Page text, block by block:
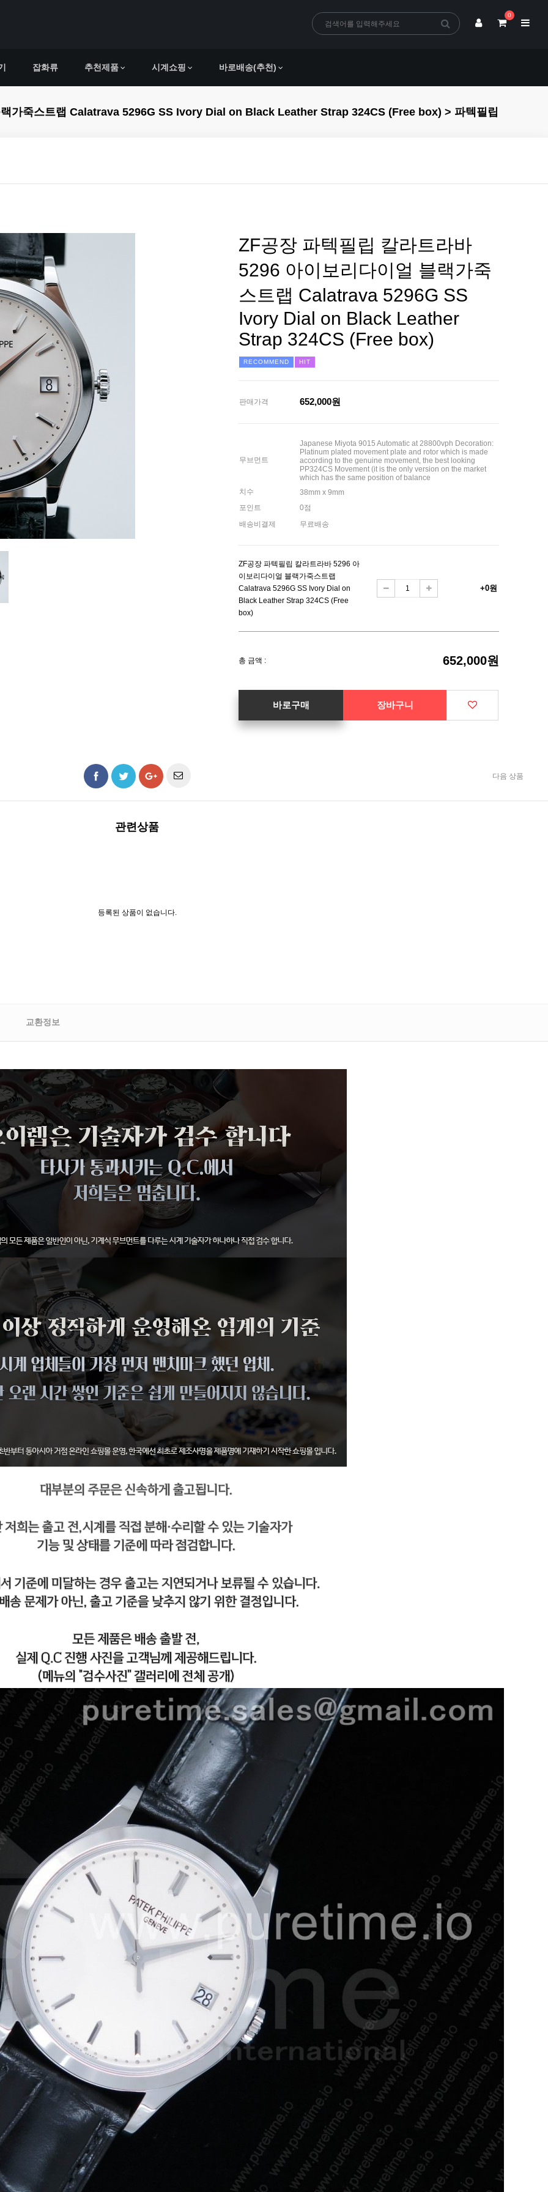
0
잡화류 추천제품 시계쇼핑 바로배송(추천)
가죽스트랩 Calatrava 5296G SS Ivory Dial on Black Leather Strap 324CS (Free box) > 파텍필립
ZF공장 파텍필립 칼라트라바
5296 아이보리다이얼 블랙가죽
스트랩 Calatrava 5296G SS
Ivory Dial on Black Leather
Strap 324CS (Free box)
RECOMMEND HIT
판매가격 652,000원
무브먼트
Japanese Miyota 9015 Automatic at 28800vph Decoration:
Platinum plated movement plate and rotor which is made
according to the genuine movement, the best looking
PP324CS Movement (it is the only version on the market
which has the same position of balance
치수
38mm x 9mm
포인트
0점
배송비결제
무료배송
ZF공장 파텍필립 칼라트라바 5296 아
이보리다이얼 블랙가죽스트랩
Calatrava 5296G SS Ivory Dial on
Black Leather Strap 324CS (Free
box)
+0원
총 금액 : 652,000원
바로구매 장바구니
다음 상품
관련상품
등록된 상품이 없습니다.
교환정보